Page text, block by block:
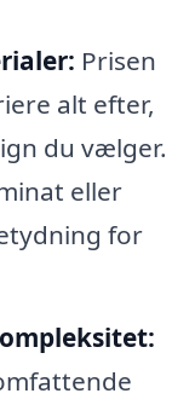
Prisen
alt efter,
du vælger.
eller
for